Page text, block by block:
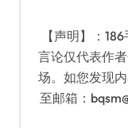
【声明】：
言论仅代表作
场。如您发现
至邮箱：